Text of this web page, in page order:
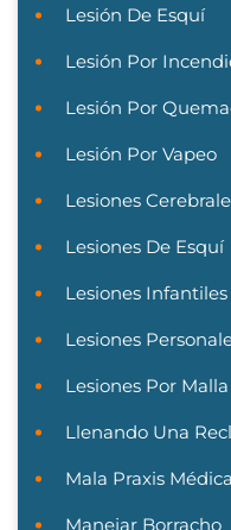
Lesión De Esquí
Lesión Por
Lesión Por
Lesión Por Vapeo
Lesiones
Lesiones De Esquí
Lesiones Infantiles
Lesiones
Lesiones Por
Llenando Una
Mala Praxis Médica
Manejar Borracho